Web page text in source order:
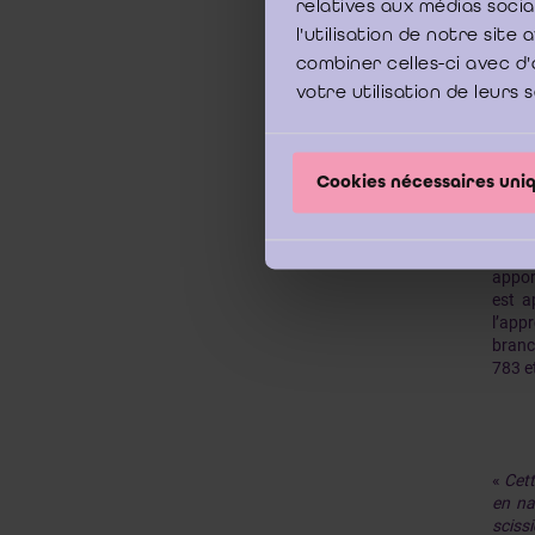
relatives aux médias
l'utilisation de notre site
combiner celles-ci avec
votre utilisation de leurs
Cookies nécessaires
pas
est
783
«
en